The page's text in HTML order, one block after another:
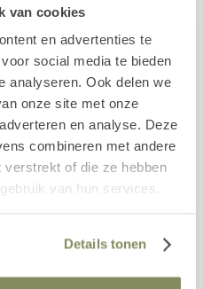
van cookies
en advertenties te
social media te bieden
analyseren. Ook delen we
onze site met onze
en analyse. Deze
combineren met andere
verstrekt of die ze hebben
van hun services.
Details tonen